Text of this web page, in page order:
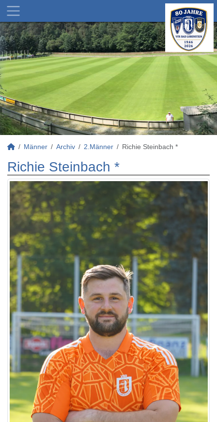
Männer Archiv 2.Männer Richie Steinbach *
Richie Steinbach *